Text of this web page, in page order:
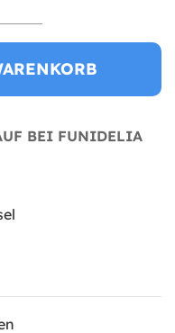
BEI FUNIDELIA